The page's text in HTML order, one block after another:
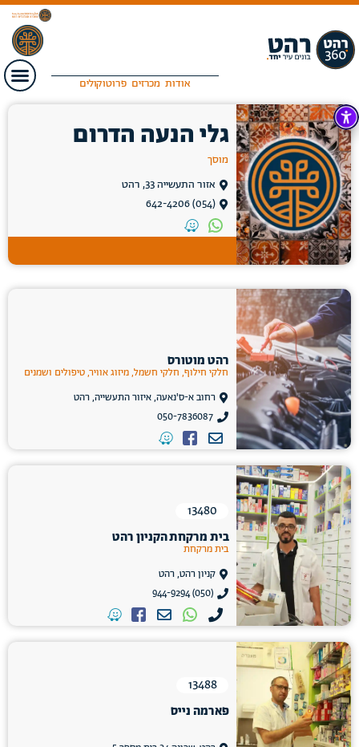
אודות מכרזים פרוטוקולים
גלי הנעה הדרום
מוסך
אזור התעשייה 33, רהט
(054) 642-4206
רהט מוטורס
חלקי חילוף, חלקי חשמל, מיזוג אוויר, טיפולים ושמנים
רחוב א-ס'נאעה, איזור התעשייה, רהט
050-7836087
13480
בית מרקחת הקניון רהט
בית מרקחת
קניון רהט, רהט
(050) 944-9294
13488
פארמה נייס